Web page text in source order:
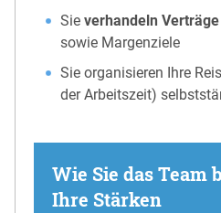
Sieverhandeln Verträge
sowie Margenziele
Sie organisieren Ihre
der Arbeitszeit)
Wie Sie das Team
Ihre Stärken